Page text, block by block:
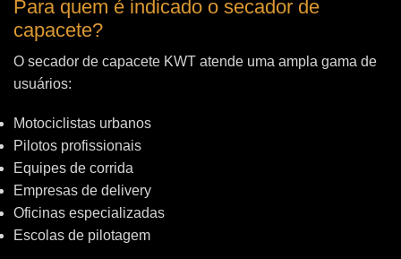
Para quem é indicado o secador de
capacete?
O secador de capacete KWT atende uma ampla gama de
usuários:
Motociclistas urbanos
Pilotos profissionais
Equipes de corrida
Empresas de delivery
Oficinas especializadas
Escolas de pilotagem